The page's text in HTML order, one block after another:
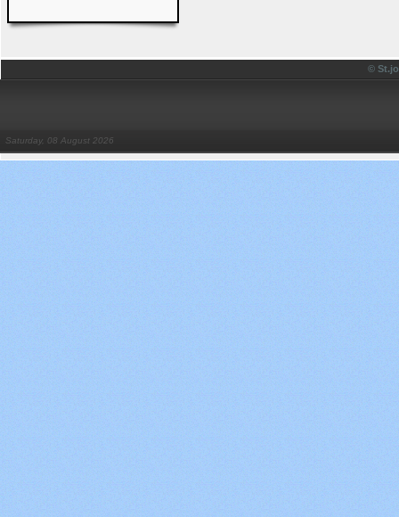
©
Saturday, 08 August 2026